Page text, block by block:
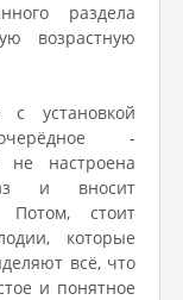
раздела
возрастную
установкой
-
не настроена
и вносит
Потом, стоит
которые
всё, что
и понятное